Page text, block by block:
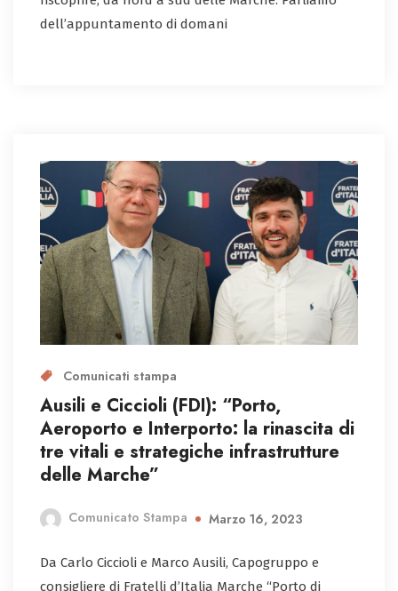
dell’appuntamento di domani
Comunicati stampa
Ausili e Ciccioli (FDI): “Porto,
Aeroporto e Interporto: la rinascita di
tre vitali e strategiche infrastrutture
delle Marche”
Comunicato Stampa Marzo 16, 2023
Da Carlo Ciccioli e Marco Ausili, Capogruppo e
consigliere di Fratelli d’Italia Marche “Porto di